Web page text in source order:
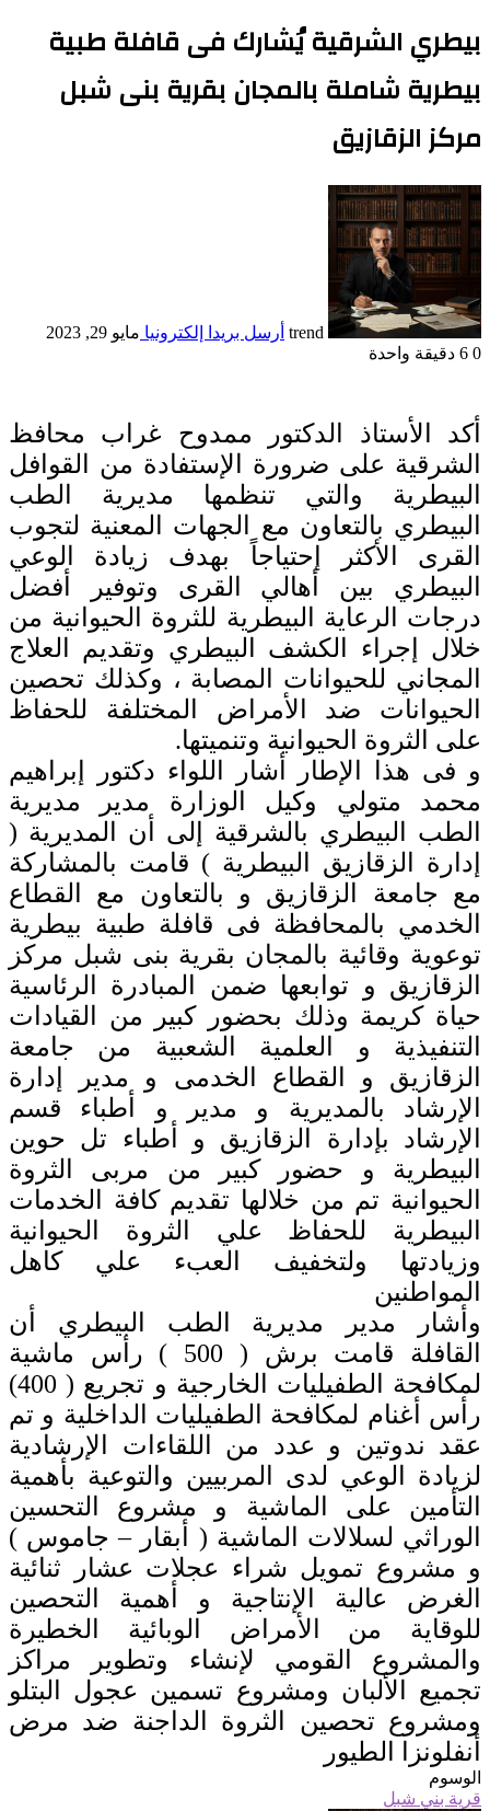
بيطري الشرقية يُشارك فى قافلة طبية
بيطرية شاملة بالمجان بقرية بنى شبل
مركز الزقازيق
trend أرسل بريدا إلكترونيا مايو 29, 2023
0
دقيقة واحدة
أكد الأستاذ الدكتور ممدوح غراب محافظ
الشرقية على ضرورة الإستفادة من القوافل
البيطرية والتي تنظمها مديرية الطب
البيطري بالتعاون مع الجهات المعنية لتجوب
القرى الأكثر إحتياجاً بهدف زيادة الوعي
البيطري بين أهالي القرى وتوفير أفضل
درجات الرعاية البيطرية للثروة الحيوانية من
خلال إجراء الكشف البيطري وتقديم العلاج
المجاني للحيوانات المصابة ، وكذلك تحصين
الحيوانات ضد الأمراض المختلفة للحفاظ
على الثروة الحيوانية وتنميتها.
و فى هذا الإطار أشار اللواء دكتور إبراهيم
محمد متولي وكيل الوزارة مدير مديرية
الطب البيطري بالشرقية إلى أن المديرية (
إدارة الزقازيق البيطرية ) قامت بالمشاركة
مع جامعة الزقازيق و بالتعاون مع القطاع
الخدمي بالمحافظة فى قافلة طبية بيطرية
توعوية وقائية بالمجان بقرية بنى شبل مركز
الزقازيق و توابعها ضمن المبادرة الرئاسية
حياة كريمة وذلك بحضور كبير من القيادات
التنفيذية و العلمية الشعبية من جامعة
الزقازيق و القطاع الخدمى و مدير إدارة
الإرشاد بالمديرية و مدير و أطباء قسم
الإرشاد بإدارة الزقازيق و أطباء تل حوين
البيطرية و حضور كبير من مربى الثروة
الحيوانية تم من خلالها تقديم كافة الخدمات
البيطرية للحفاظ علي الثروة الحيوانية
وزيادتها ولتخفيف العبء علي كاهل
المواطنين
وأشار مدير مديرية الطب البيطري أن
القافلة قامت برش ( 500 ) رأس ماشية
لمكافحة الطفيليات الخارجية و تجريع ( 400)
رأس أغنام لمكافحة الطفيليات الداخلية و تم
عقد ندوتين و عدد من اللقاءات الإرشادية
لزيادة الوعي لدى المربيين والتوعية بأهمية
التأمين على الماشية و مشروع التحسين
الوراثي لسلالات الماشية ( أبقار – جاموس )
و مشروع تمويل شراء عجلات عشار ثنائية
الغرض عالية الإنتاجية و أهمية التحصين
للوقاية من الأمراض الوبائية الخطيرة
والمشروع القومي لإنشاء وتطوير مراكز
تجميع الألبان ومشروع تسمين عجول البتلو
ومشروع تحصين الثروة الداجنة ضد مرض
أنفلونزا الطيور
الوسوم
قرية بني شبل